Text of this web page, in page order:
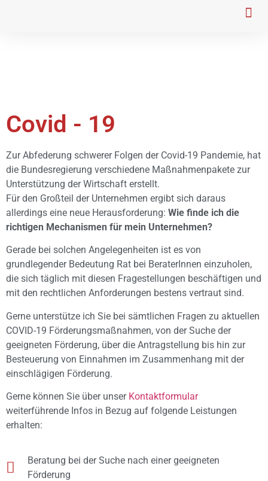
Covid - 19
Zur Abfederung schwerer Folgen der Covid-19 Pandemie, hat
die Bundesregierung verschiedene Maßnahmenpakete zur
Unterstützung der Wirtschaft erstellt.
Für den Großteil der Unternehmen ergibt sich daraus
allerdings eine neue Herausforderung: Wie finde ich die
richtigen Mechanismen für mein Unternehmen?
Gerade bei solchen Angelegenheiten ist es von
grundlegender Bedeutung Rat bei BeraterInnen einzuholen,
die sich täglich mit diesen Fragestellungen beschäftigen und
mit den rechtlichen Anforderungen bestens vertraut sind.
Gerne unterstütze ich Sie bei sämtlichen Fragen zu aktuellen
COVID-19 Förderungsmaßnahmen, von der Suche der
geeigneten Förderung, über die Antragstellung bis hin zur
Besteuerung von Einnahmen im Zusammenhang mit der
einschlägigen Förderung.
Gerne können Sie über unser Kontaktformular
weiterführende Infos in Bezug auf folgende Leistungen
erhalten:
Beratung bei der Suche nach einer geeigneten
Förderung